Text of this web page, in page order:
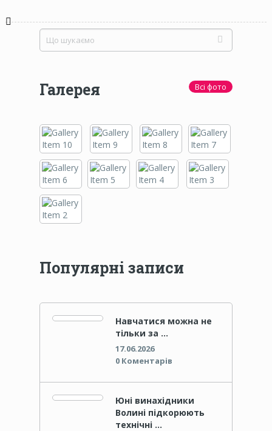
Галерея Всі фото
Популярні записи
Навчатися можна не
тільки за …
17.06.2026
0 Коментарів
Юні винахідники
Волині підкорюють
технічні …